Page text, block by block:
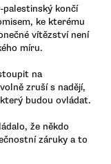
končí
ke kterému
vítězství není
míru.
na
zruší s nadějí,
budou ovládat.
že někdo
záruky a to